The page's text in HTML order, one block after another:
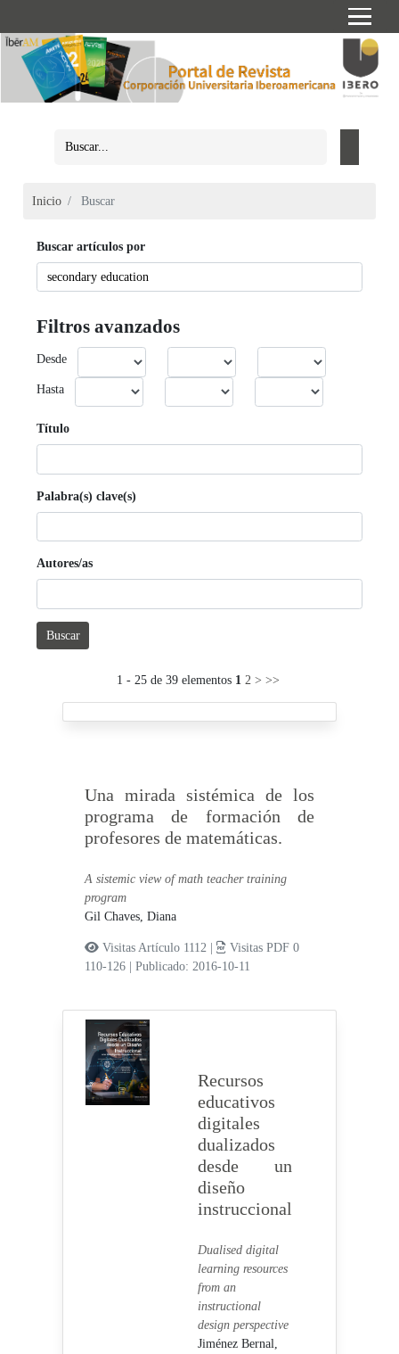
Inicio Buscar
Buscar artículos por
Filtros avanzados
Desde
Hasta
Título
Palabra(s) clave(s)
Autores/as
Buscar
1 - 25 de 39 elementos 1 2 > >>
Una mirada sistémica de los
programa de formación de
profesores de matemáticas.
A sistemic view of math teacher training
program
Gil Chaves, Diana
Visitas Artículo 1112 |
Visitas PDF 0
110-126
|Publicado: 2016-10-11
Recursos
educativos
digitales
dualizados
desde un
diseño
instruccional
Dualised digital
learning resources
from an
instructional
design perspective
Jiménez Bernal,